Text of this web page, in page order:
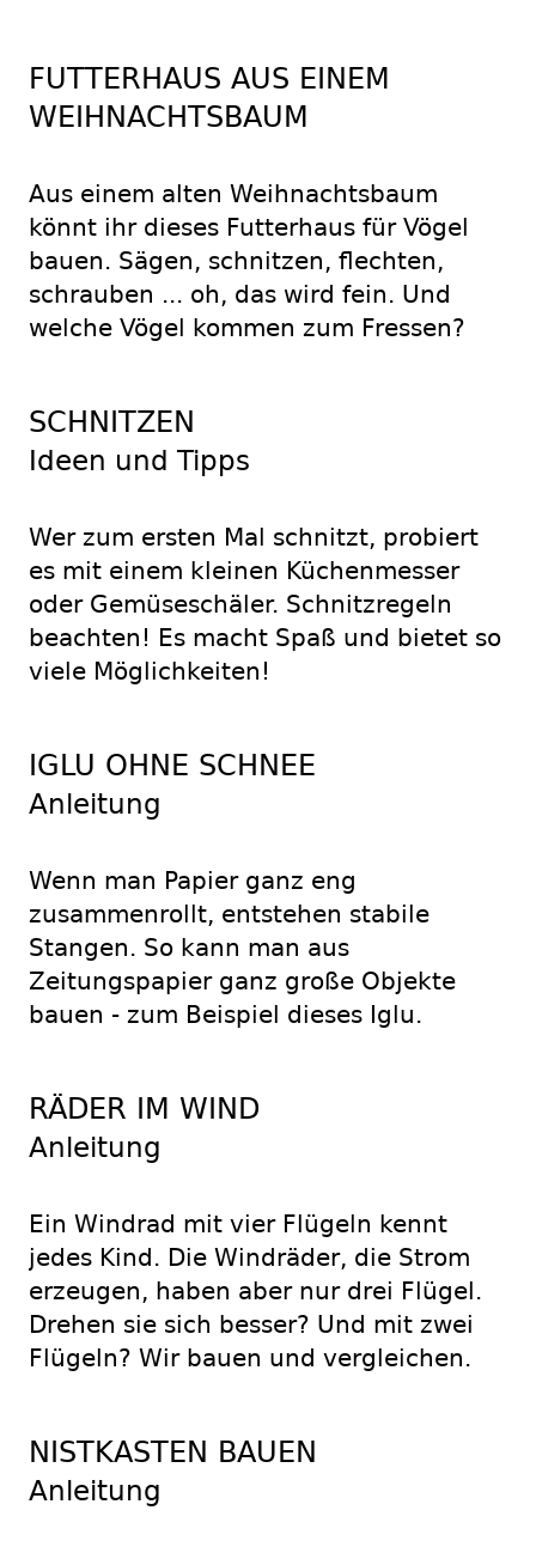
FUTTERHAUS AUS EINEM
WEIHNACHTSBAUM
Aus einem alten Weihnachtsbaum
könnt ihr dieses Futterhaus für Vögel
bauen. Sägen, schnitzen, flechten,
schrauben ... oh, das wird fein. Und
welche Vögel kommen zum Fressen?
SCHNITZEN
Ideen und Tipps
Wer zum ersten Mal schnitzt, probiert
es mit einem kleinen Küchenmesser
oder Gemüseschäler. Schnitzregeln
beachten! Es macht Spaß und bietet so
viele Möglichkeiten!
IGLU OHNE SCHNEE
Anleitung
Wenn man Papier ganz eng
zusammenrollt, entstehen stabile
Stangen. So kann man aus
Zeitungspapier ganz große Objekte
bauen - zum Beispiel dieses Iglu.
RÄDER IM WIND
Anleitung
Ein Windrad mit vier Flügeln kennt
jedes Kind. Die Windräder, die Strom
erzeugen, haben aber nur drei Flügel.
Drehen sie sich besser? Und mit zwei
Flügeln? Wir bauen und vergleichen.
NISTKASTEN BAUEN
Anleitung